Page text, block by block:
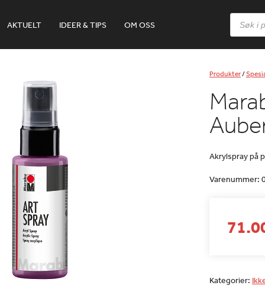
AKTUELT IDEER & TIPS OM OSS
Products
search
Produkter/
Akrylspray på
Varenummer:
Kategorier: